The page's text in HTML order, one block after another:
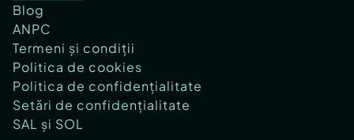
Blog
ANPC
Termeni și condiții
Politica de cookies
Politica de confidențialitate
Setări de confidențialitate
SAL și SOL